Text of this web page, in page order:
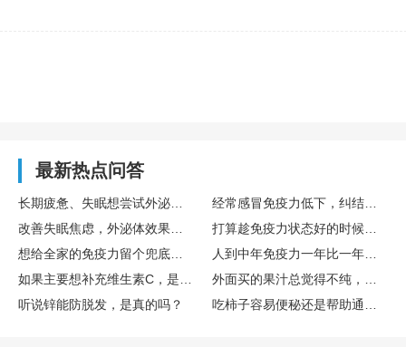
最新热点问答
听说锌能防脱发，是真的吗？